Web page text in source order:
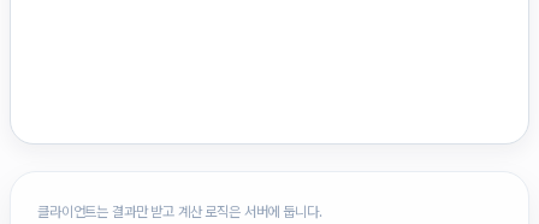
클라이언트는 결과만 받고 계산 로직은 서버에 둡니다.